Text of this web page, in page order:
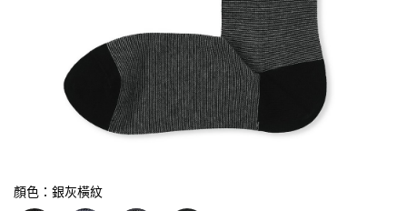
顏色：銀灰橫紋